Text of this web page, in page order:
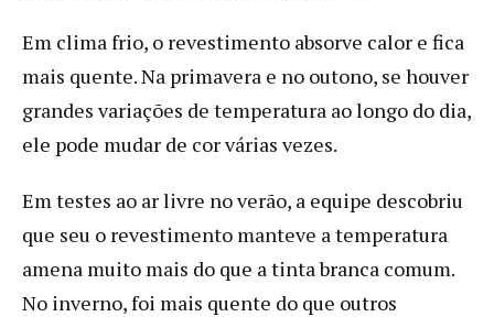
Em clima frio, o revestimento absorve calor e fica
mais quente. Na primavera e no outono, se houver
grandes variações de temperatura ao longo do dia,
ele pode mudar de cor várias vezes.
Em testes ao ar livre no verão, a equipe descobriu
que seu o revestimento manteve a temperatura
amena muito mais do que a tinta branca comum.
No inverno, foi mais quente do que outros